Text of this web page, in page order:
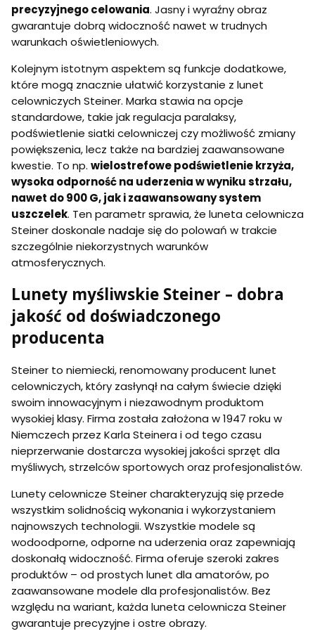
precyzyjnego celowania. Jasny i wyraźny obraz
gwarantuje dobrą widoczność nawet w trudnych
warunkach oświetleniowych.
Kolejnym istotnym aspektem są funkcje dodatkowe,
które mogą znacznie ułatwić korzystanie z lunet
celowniczych Steiner. Marka stawia na opcje
standardowe, takie jak regulacja paralaksy,
podświetlenie siatki celowniczej czy możliwość zmiany
powiększenia, lecz także na bardziej zaawansowane
kwestie. To np. wielostrefowe podświetlenie krzyża,
wysoka odporność na uderzenia w wyniku strzału,
nawet do 900 G, jak i zaawansowany system
uszczelek. Ten parametr sprawia, że luneta celownicza
Steiner doskonale nadaje się do polowań w trakcie
szczególnie niekorzystnych warunków
atmosferycznych.
Lunety myśliwskie Steiner – dobra
jakość od doświadczonego
producenta
Steiner to niemiecki, renomowany producent lunet
celowniczych, który zasłynął na całym świecie dzięki
swoim innowacyjnym i niezawodnym produktom
wysokiej klasy. Firma została założona w 1947 roku w
Niemczech przez Karla Steinera i od tego czasu
nieprzerwanie dostarcza wysokiej jakości sprzęt dla
myśliwych, strzelców sportowych oraz profesjonalistów.
Lunety celownicze Steiner charakteryzują się przede
wszystkim solidnością wykonania i wykorzystaniem
najnowszych technologii. Wszystkie modele są
wodoodporne, odporne na uderzenia oraz zapewniają
doskonałą widoczność. Firma oferuje szeroki zakres
produktów – od prostych lunet dla amatorów, po
zaawansowane modele dla profesjonalistów. Bez
względu na wariant, każda luneta celownicza Steiner
gwarantuje precyzyjne i ostre obrazy.